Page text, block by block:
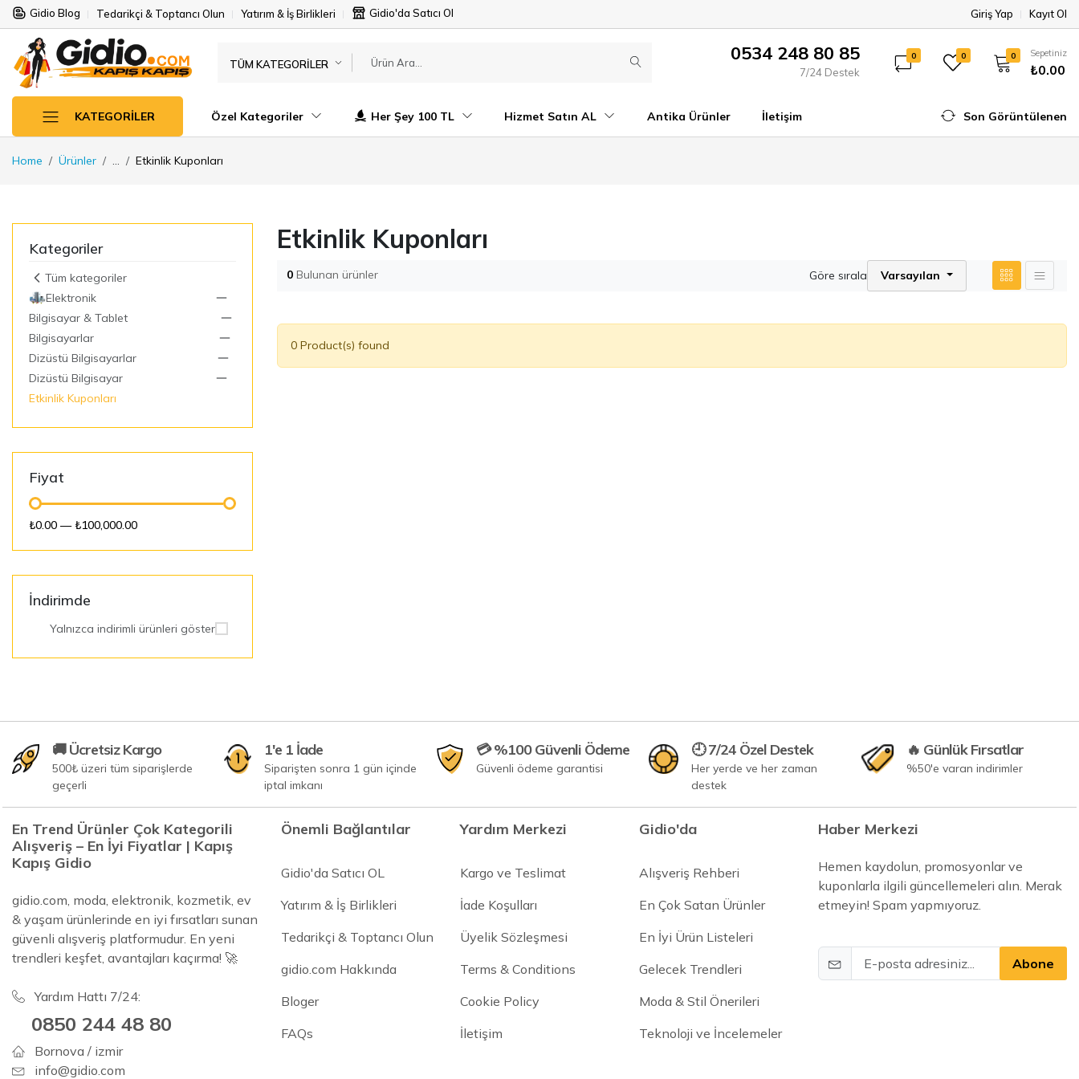
Gidio Blog Tedarikçi & Toptancı Olun Yatırım & İş Birlikleri Gidio'da Satıcı Ol Giriş Yap Kayıt Ol
TÜM KATEGORILER 0534 248 80 85
7/24 Destek
0 0 0 Sepetiniz
₺0.00
KATEGORILER Özel Kategoriler Her Şey 100 TL Hizmet Satın AL Antika Ürünler İletişim Son Görüntülenen
Home Ürünler Etkinlik Kuponları
Kategoriler
Tüm kategoriler
Elektronik
Bilgisayar & Tablet
Bilgisayarlar
Dizüstü Bilgisayarlar
Dizüstü Bilgisayar
Etkinlik Kuponları
Fiyat
₺0.00 —₺100,000.00
İndirimde
Yalnızca indirimli ürünleri göster
Etkinlik Kuponları
0 Bulunan ürünler Göre sırala Varsayılan
0 Product(s) found
🚚 Ücretsiz Kargo
500₺ üzeri tüm siparişlerde
geçerli
1'e 1 İade
Siparişten sonra 1 gün içinde
iptal imkanı
💳 %100 Güvenli Ödeme
Güvenli ödeme garantisi
🕘 7/24 Özel Destek
Her yerde ve her zaman
destek
🔥 Günlük Fırsatlar
%50'e varan indirimler
En Trend Ürünler Çok Kategorili
Alışveriş – En İyi Fiyatlar | Kapış
Kapış Gidio
gidio.com, moda, elektronik, kozmetik, ev
& yaşam ürünlerinde en iyi fırsatları sunan
güvenli alışveriş platformudur. En yeni
trendleri keşfet, avantajları kaçırma! 🚀
Yardım Hattı 7/24:
0850 244 48 80
Bornova / izmir
info@gidio.com
Önemli Bağlantılar
Gidio'da Satıcı OL
Yatırım & İş Birlikleri
Tedarikçi & Toptancı Olun
gidio.com Hakkında
Bloger
FAQs
Yardım Merkezi
Kargo ve Teslimat
İade Koşulları
Üyelik Sözleşmesi
Terms & Conditions
Cookie Policy
İletişim
Gidio'da
Alışveriş Rehberi
En Çok Satan Ürünler
En İyi Ürün Listeleri
Gelecek Trendleri
Moda & Stil Önerileri
Teknoloji ve İncelemeler
Haber Merkezi
Hemen kaydolun, promosyonlar ve
kuponlarla ilgili güncellemeleri alın. Merak
etmeyin! Spam yapmıyoruz.
Abone